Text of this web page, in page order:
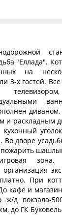
"Еллада".
на
3-х гостей.
и раскладным
дворе
пожарить
зона.
организация
При
кафе и
ж/д вокзала-
до ГК